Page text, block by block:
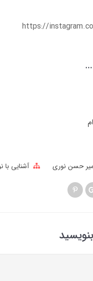
https://
حسن نوری آشنایی با